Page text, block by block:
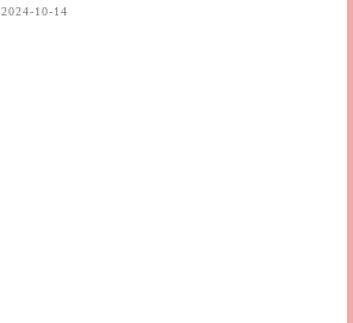
2024-10-14